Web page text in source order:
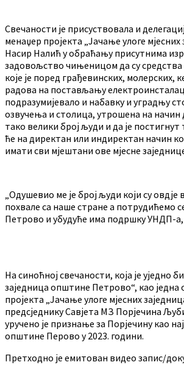
Свечаности је присуствовала и
менаџер пројекта „Јачање улоге мјесних
Насир Налић у обраћању присутнима
задовољство чињеницом да су средства
које је поред грађевинских, молерских,
радова на постављању
подразумијевало и набавку и уградњу
озвучења и столица, утрошена на начин
тако велики број људи и да је постигнут
ће на директан или индиректан начин
имати сви мјештани ове мјесне
„Одушевио ме је број људи који су овдје
похвале са наше стране а потрудићемо
Петрово и убудуће има подршку УНДП-а,
На синоћној свечаности, која је уједно
заједница општине Петрово“, као једна
пројекта „Јачање улоге мјесних
предсједнику Савјета МЗ Порјечина
уручено је признање за Порјечину као
општине Перово у 2023. години.
Претходно је емитован видео запис/